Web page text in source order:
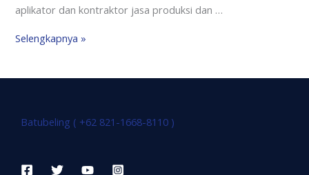
aplikator dan kontraktor jasa produksi dan …
Selengkapnya »
Batubeling ( +62 821-1668-8110 )